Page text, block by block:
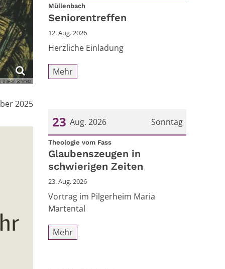
Diakon Schmitz
2025
Datum: 12. August 2026
Müllenbach:
Seniorentreffen
12. Aug. 2026
Herzliche Einladung
Mehr
Sonntag
23 Aug. 2026
Datum: 23. August 2026
Theologie vom Fass:
Glaubenszeugen in
schwierigen Zeiten
23. Aug. 2026
Vortrag im Pilgerheim Maria
Martental
Mehr